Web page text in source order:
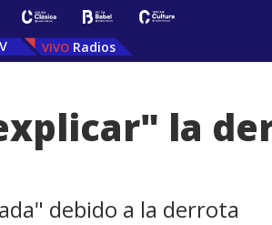
Radios
la
debido a la derrota